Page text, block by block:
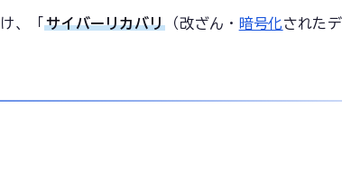
、「サイバーリカバリ （改ざん・ 暗号化された